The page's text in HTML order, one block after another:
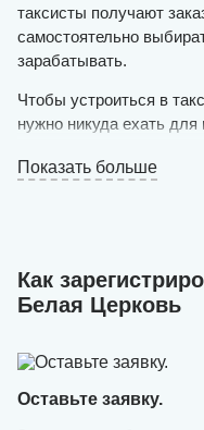
таксисты получают
самостоятельно
зарабатывать.
Чтобы устроиться в
нужно никуда ехать
быть в собственности
ожидайте решения.
течение дня можно
специалисты нашего
загружают в него
Показать больше
Как
Белая Церковь
Оставьте заявку.